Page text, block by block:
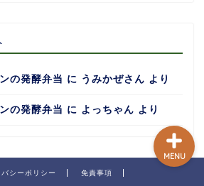
の発酵弁当 に うみかぜさん より
の発酵弁当 に よっちゃん より
バシーポリシー 免責事項
MENU